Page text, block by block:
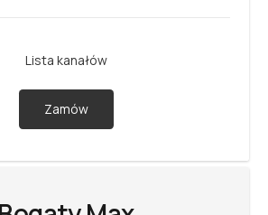
Lista kanałów
Zamów